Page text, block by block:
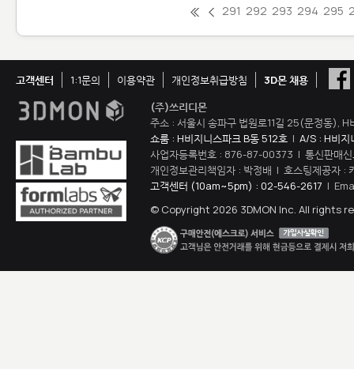
291 292 293 294 295
고객센터 1:1문의 이용약관 개인정보취급방침
3D몬 채용
(주)쓰리디몬
주소 : 서울시 송파구 법원로11길 25(문정동),
쇼룸 : H비지니스파크 B동 512호 | A/S : H비지
사업자등록번호 : 876-87-00373 | 통신판매
개인정보관리책임자 : 박정배 | 호스팅제공자 :
고객센터 (10am~5pm) : 02-546-2617 |
© Copyright 2026 3DMON Inc. All rights